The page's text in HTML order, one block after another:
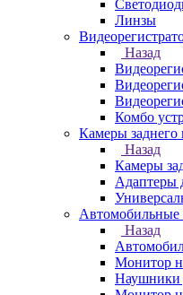
Линзы
Назад
Комбо
Камеры заднего
Назад
Камеры
Адаптеры
Назад
Монитор
Наушники